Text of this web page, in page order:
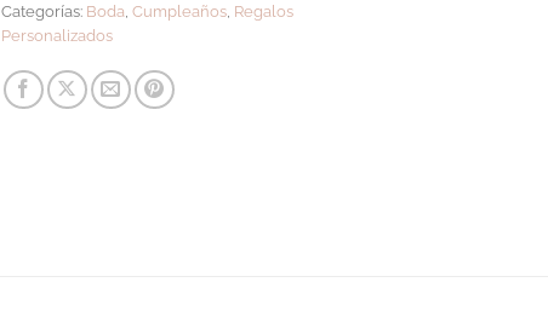
Categorías: Boda Cumpleaños Regalos
Personalizados